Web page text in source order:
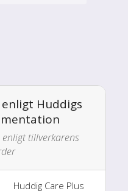
Huddigs
tillverkarens